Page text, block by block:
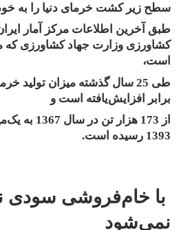
سطح زیر کشت خرمای دنیا را به
طبق آخرین اطلاعات مرکز آمار
است،
طی 25 سال گذشته میزان تولید
برابر افزایش‌یافته است و
1393 رسیده است.
با خام‌فروشی سودی
نمی‌شود